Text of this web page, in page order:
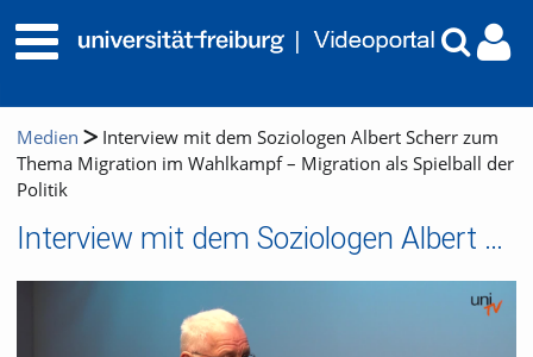
Medien
Interview mit dem Soziologen Albert Scherr zum
Thema Migration im Wahlkampf – Migration als Spielball der
Politik
Interview mit dem Soziologen Albert Scherr zum Thema Migration im Wahlkampf – Migration als Spielball der Politik